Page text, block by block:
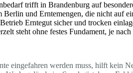
trifft in Brandenburg auf
Berlin und Erntemengen, die nicht auf
Erntegut sicher und trocken
steht ohne festes Fundament, je
eingefahren werden muss, hilft kein